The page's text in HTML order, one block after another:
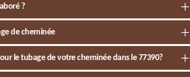
?
de cheminée
le tubage de votre cheminée dans le 77390?